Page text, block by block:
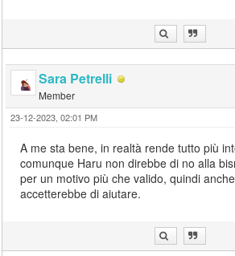
Sara Petrelli
Member
23-12-2023, 02:01 PM
A me sta bene, in realtà rende tutto più
comunque Haru non direbbe di no alla
per un motivo più che valido, quindi
accetterebbe di aiutare.